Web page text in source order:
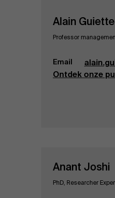
Alain Guiette
Professor
Email
Ontdek onze
Anant Joshi
PhD, Researcher